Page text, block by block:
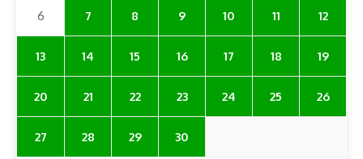
6 7 8 9 10 11 12
13 14 15 16 17 18 19
20 21 22 23 24 25 26
27 28 29 30